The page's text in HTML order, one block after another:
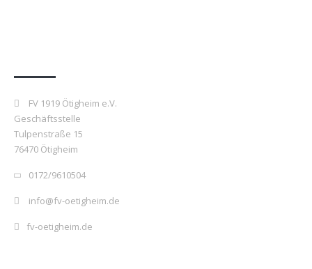
FV 1919 Ötigheim e.V.
Geschäftsstelle
Tulpenstraße 15
76470 Ötigheim
0172/9610504
info@fv-oetigheim.de
fv-oetigheim.de